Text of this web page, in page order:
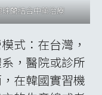
部醫美上；又
，傳統艾灸使
煙霧吸引空
同部位設計出
有年長者或行